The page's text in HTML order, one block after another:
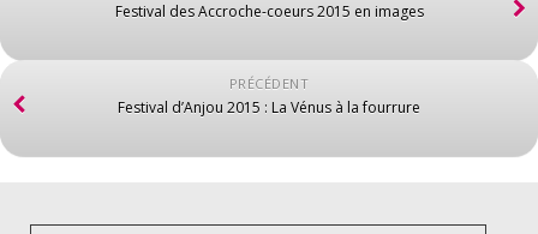
Festival des Accroche-coeurs 2015 en images
PRÉCÉDENT
Festival d’Anjou 2015 : La Vénus à la fourrure